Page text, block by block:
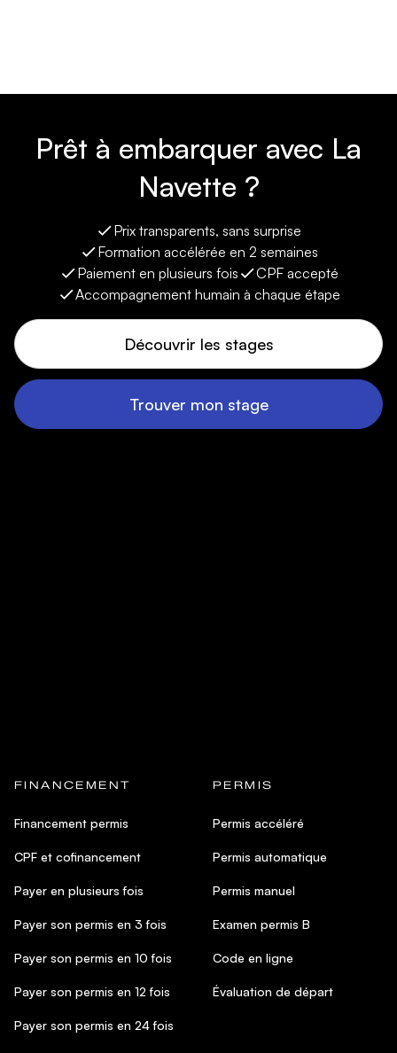
Prêt à embarquer avec La
Navette ?
Prix transparents, sans surprise
Formation accélérée en 2 semaines
Paiement en plusieurs fois
CPF accepté
Accompagnement humain à chaque étape
Découvrir les stages
Trouver mon stage
FINANCEMENT
Financement permis
CPF et cofinancement
Payer en plusieurs fois
Payer son permis en 3 fois
Payer son permis en 10 fois
Payer son permis en 12 fois
Payer son permis en 24 fois
PERMIS
Permis accéléré
Permis automatique
Permis manuel
Examen permis B
Code en ligne
Évaluation de départ